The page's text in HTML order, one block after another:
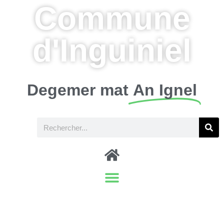
Commune
d'Inguiniel
Degemer mat An Ignel